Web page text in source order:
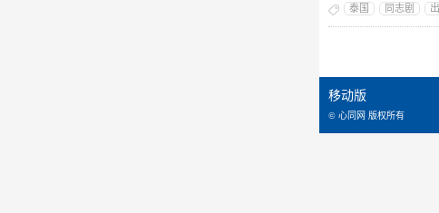
泰国 同志剧
移动版
© 心同网 版权所有